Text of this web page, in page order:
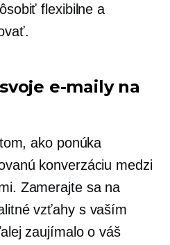
flexibilne a
e-maily na
ako ponúka
konverzáciu medzi
Zamerajte sa na
vzťahy s vaším
zaujímalo o váš